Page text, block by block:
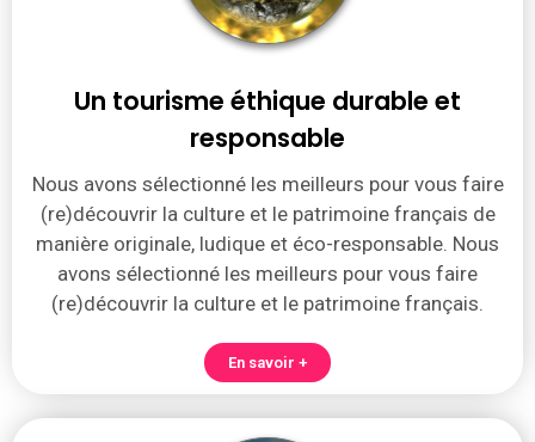
Un tourisme éthique durable et
responsable
Nous avons sélectionné les meilleurs pour vous faire
(re)découvrir la culture et le patrimoine français de
manière originale, ludique et éco-responsable. Nous
avons sélectionné les meilleurs pour vous faire
(re)découvrir la culture et le patrimoine français.
En savoir +